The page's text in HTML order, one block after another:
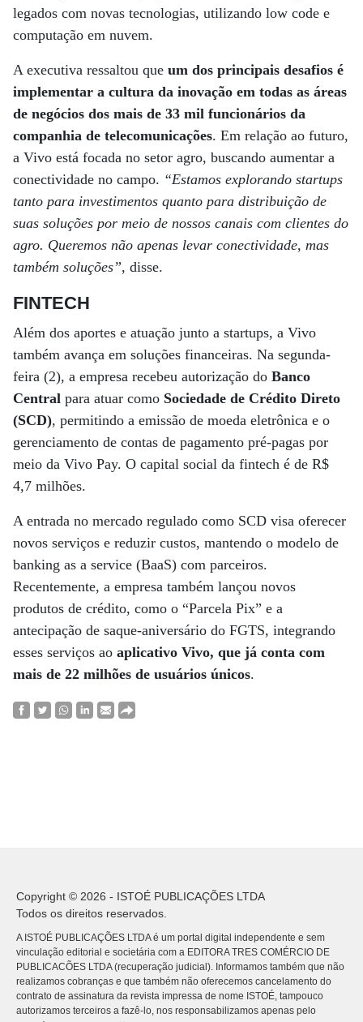
legados com novas tecnologias, utilizando low code e
computação em nuvem.
A executiva ressaltou que um dos principais desafios é
implementar a cultura da inovação em todas as áreas
de negócios dos mais de 33 mil funcionários da
companhia de telecomunicações. Em relação ao futuro,
a Vivo está focada no setor agro, buscando aumentar a
conectividade no campo. “Estamos explorando startups
tanto para investimentos quanto para distribuição de
suas soluções por meio de nossos canais com clientes do
agro. Queremos não apenas levar conectividade, mas
também soluções”, disse.
FINTECH
Além dos aportes e atuação junto a startups, a Vivo
também avança em soluções financeiras. Na segunda-
feira (2), a empresa recebeu autorização do Banco
Central para atuar como Sociedade de Crédito Direto
(SCD), permitindo a emissão de moeda eletrônica e o
gerenciamento de contas de pagamento pré-pagas por
meio da Vivo Pay. O capital social da fintech é de R$
4,7 milhões.
A entrada no mercado regulado como SCD visa oferecer
novos serviços e reduzir custos, mantendo o modelo de
banking as a service (BaaS) com parceiros.
Recentemente, a empresa também lançou novos
produtos de crédito, como o “Parcela Pix” e a
antecipação de saque-aniversário do FGTS, integrando
esses serviços ao aplicativo Vivo, que já conta com
mais de 22 milhões de usuários únicos.
Copyright © 2026 - ISTOÉ PUBLICAÇÕES LTDA
Todos os direitos reservados.
A ISTOÉ PUBLICAÇÕES LTDA é um portal digital independente e sem
vinculação editorial e societária com a EDITORA TRES COMÉRCIO DE
PUBLICACÕES LTDA (recuperação judicial). Informamos também que não
realizamos cobranças e que também não oferecemos cancelamento do
contrato de assinatura da revista impressa de nome ISTOÉ, tampouco
autorizamos terceiros a fazê-lo, nos responsabilizamos apenas pelo